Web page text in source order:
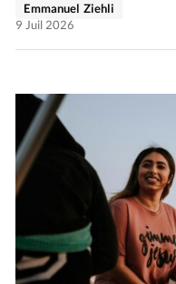
Emmanuel Ziehli
9 Juil 2026